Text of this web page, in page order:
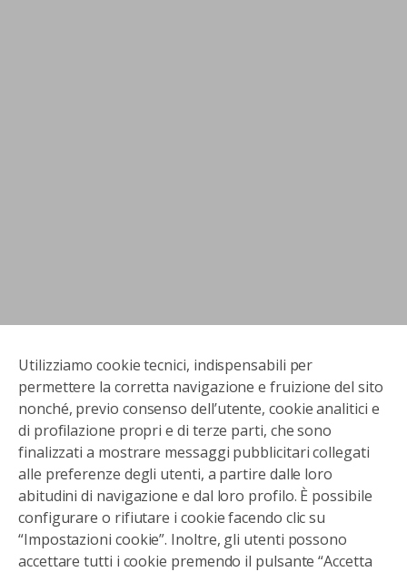
Utilizziamo cookie tecnici, indispensabili per
permettere la corretta navigazione e fruizione del sito
nonché, previo consenso dell’utente, cookie analitici e
di profilazione propri e di terze parti, che sono
finalizzati a mostrare messaggi pubblicitari collegati
alle preferenze degli utenti, a partire dalle loro
abitudini di navigazione e dal loro profilo. È possibile
configurare o rifiutare i cookie facendo clic su
“Impostazioni cookie”. Inoltre, gli utenti possono
accettare tutti i cookie premendo il pulsante “Accetta